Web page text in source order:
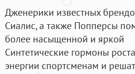
Дженерики известных
Сиалис, а также Попперсы
более насыщенной и яркой
Синтетические гормоны роста
энергии спортсменам и